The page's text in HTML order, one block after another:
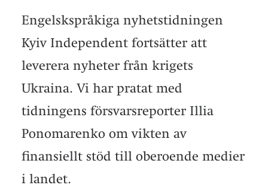
Engelskspråkiga nyhetstidningen
Kyiv Independent fortsätter att
leverera nyheter från krigets
Ukraina. Vi har pratat med
tidningens försvarsreporter Illia
Ponomarenko om vikten av
finansiellt stöd till oberoende medier
i landet.